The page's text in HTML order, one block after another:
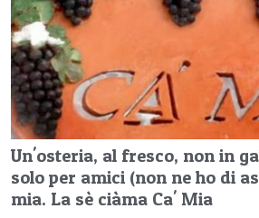
Un'osteria, al fresco, non in
solo per amici (non ne ho di
mia. La sè ciàma Ca' Mia